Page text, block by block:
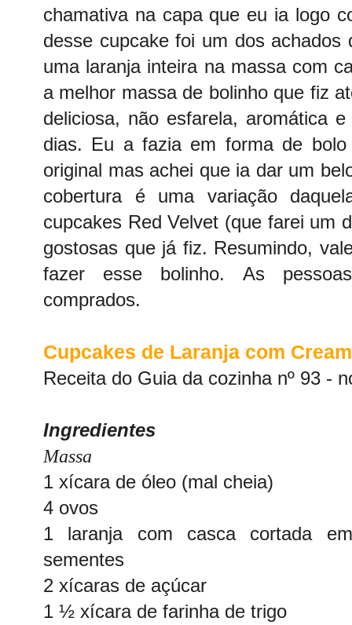
chamativa na capa que eu ia logo
desse cupcake foi um dos achados
uma laranja inteira na massa com
a melhor massa de bolinho que fiz
deliciosa, não esfarela, aromática
dias. Eu a fazia em forma de
original mas achei que ia dar um
cobertura é uma variação
cupcakes Red Velvet (que farei um
gostosas que já fiz. Resumindo,
fazer esse bolinho. As
comprados.
Cupcakes de Laranja com
Receita do Guia da cozinhanº 93 -
Ingredientes
Massa
1 xícara de óleo (mal cheia)
4 ovos
1 laranja com casca cortada
sementes
2 xícaras de açúcar
1 ½ xícara de farinha de trigo